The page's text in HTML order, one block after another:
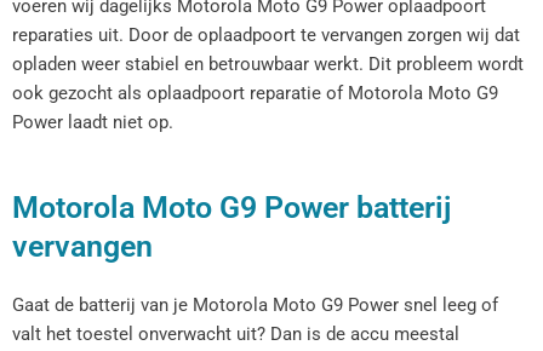
voeren wij dagelijks Motorola Moto G9 Power oplaadpoort
reparaties uit. Door de oplaadpoort te vervangen zorgen wij dat
opladen weer stabiel en betrouwbaar werkt. Dit probleem wordt
ook gezocht als oplaadpoort reparatie of Motorola Moto G9
Power laadt niet op.
Motorola Moto G9 Power batterij
vervangen
Gaat de batterij van je Motorola Moto G9 Power snel leeg of
valt het toestel onverwacht uit? Dan is de accu meestal